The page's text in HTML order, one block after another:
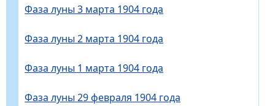
Фаза луны 3 марта 1904 года
Фаза луны 2 марта 1904 года
Фаза луны 1 марта 1904 года
Фаза луны 29 февраля 1904 года